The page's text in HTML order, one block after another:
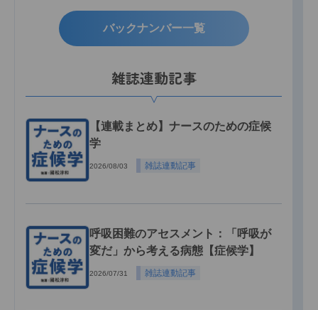
バックナンバー一覧
雑誌連動記事
【連載まとめ】ナースのための症候
学
2026/08/03 雑誌連動記事
呼吸困難のアセスメント：「呼吸が
変だ」から考える病態【症候学】
2026/07/31 雑誌連動記事